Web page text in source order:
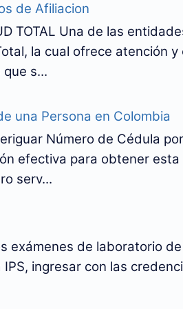
de Afiliacion
TOTAL Una de las
la cual ofrece atención y
s...
una Persona en Colombia
Número de Cédula
efectiva para obtener
serv...
exámenes de laboratorio de
ingresar con las